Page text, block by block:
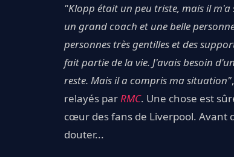
"Klopp était un peu triste, mais il m'a
un grand coach et une belle
personnes très gentilles et des
fait partie de la vie. J'avais besoin
reste. Mais il a compris ma situation"
relayés parRMC. Une chose est
cœur des fans de Liverpool. Avant
douter...